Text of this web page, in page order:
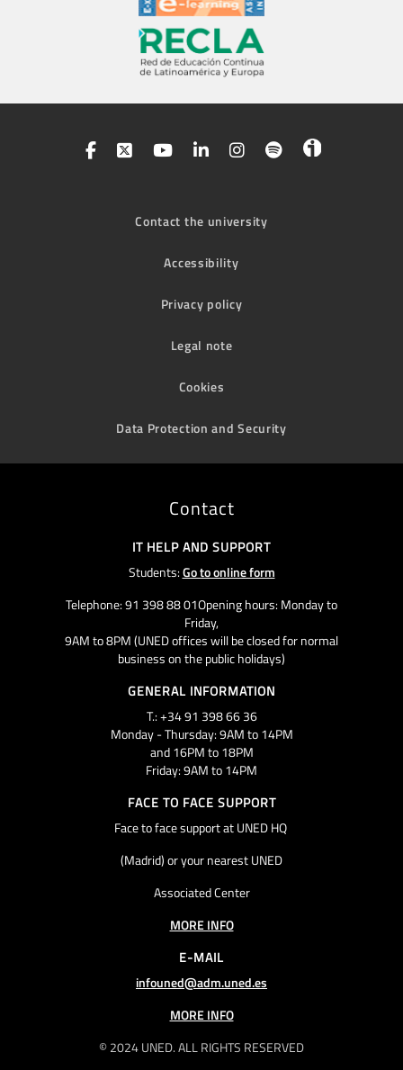
Contact the university
Accessibility
Privacy policy
Legal note
Cookies
Data Protection and Security
© 2024 UNED. ALL RIGHTS RESERVED
Contact
IT HELP AND SUPPORT
Students:Go to online form
Telephone: 91 398 88 01Opening hours: Monday to
Friday,
9AM to 8PM (UNED offices will be closed for normal
business on the public holidays)
GENERAL INFORMATION
T.: +34 91 398 66 36
Monday - Thursday: 9AM to 14PM
and 16PM to 18PM
Friday: 9AM to 14PM
FACE TO FACE SUPPORT
Face to face support at UNED HQ
(Madrid) or your nearest UNED
Associated Center
MORE INFO
E-MAIL
infouned@adm.uned.es
MORE INFO